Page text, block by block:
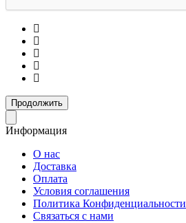
Продолжить
Информация
О нас
Доставка
Оплата
Условия соглашения
Политика Конфиденциальности
Связаться с нами